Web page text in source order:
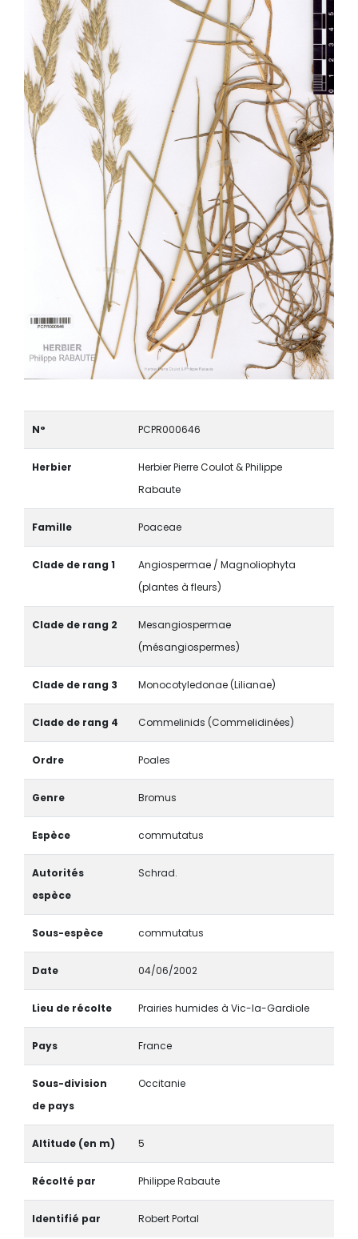
N° PCPR000646
Herbier
Herbier Pierre Coulot & Philippe
Rabaute
Famille Poaceae
Clade de rang 1
Angiospermae / Magnoliophyta
(plantes à fleurs)
Clade de rang 2
Mesangiospermae
(mésangiospermes)
Clade de rang 3 Monocotyledonae (Lilianae)
Clade de rang 4 Commelinids (Commelidinées)
Ordre Poales
Genre Bromus
Espèce commutatus
Autorités
espèce
Schrad.
Sous-espèce commutatus
Date 04/06/2002
Lieu de récolte Prairies humides à Vic-la-Gardiole
Pays France
Sous-division
de pays
Occitanie
Altitude (en m) 5
Récolté par Philippe Rabaute
Identifié par Robert Portal